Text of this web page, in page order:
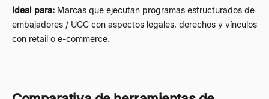
Ideal para: Marcas que ejecutan programas estructurados de
embajadores / UGC con aspectos legales, derechos y vínculos
con retail o e-commerce.